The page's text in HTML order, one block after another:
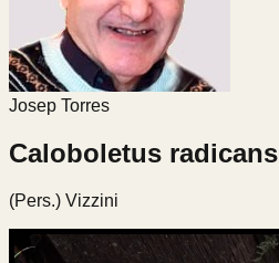
Josep Torres
Caloboletus radicans
(Pers.) Vizzini